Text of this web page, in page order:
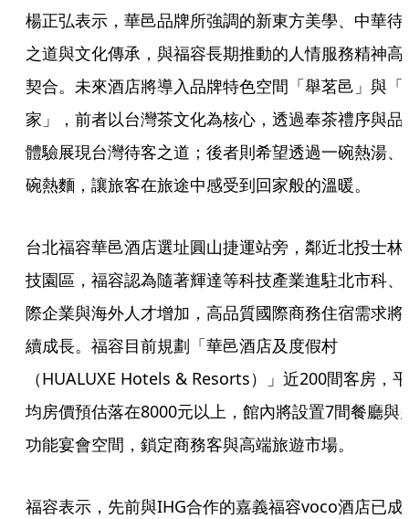
楊正弘表示，華邑品牌所強調的新東方美學、中華待
之道與文化傳承，與福容長期推動的人情服務精神高
契合。未來酒店將導入品牌特色空間「舉茗邑」與「
家」，前者以台灣茶文化為核心，透過奉茶禮序與品
體驗展現台灣待客之道；後者則希望透過一碗熱湯、
碗熱麵，讓旅客在旅途中感受到回家般的溫暖。
台北福容華邑酒店選址圓山捷運站旁，鄰近北投士林
技園區，福容認為隨著輝達等科技產業進駐北市科、
際企業與海外人才增加，高品質國際商務住宿需求將
續成長。福容目前規劃「華邑酒店及度假村
（HUALUXE Hotels & Resorts）」近200間客房，平
均房價預估落在8000元以上，館內將設置7間餐廳與
功能宴會空間，鎖定商務客與高端旅遊市場。
福容表示，先前與IHG合作的嘉義福容voco酒店已成